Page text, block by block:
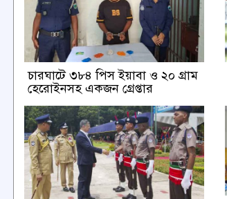
চারঘাটে ৩৮৪ পিস ইয়াবা ও ২০ গ্রাম
হেরোইনসহ একজন গ্রেপ্তার